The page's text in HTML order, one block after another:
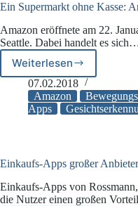
Ein Supermarkt ohne Kasse:
Amazon eröffnete am 22.
Seattle. Dabei handelt es
Weiterlesen
Ein
Supermarkt
ohne
Kasse:
07.02.2018
Amazon
Apps
Einkaufs-Apps großer
Einkaufs-Apps von
die Nutzer einen großen